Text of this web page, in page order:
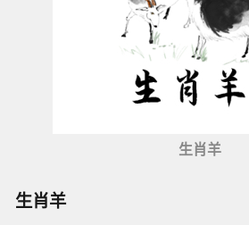
生肖羊
生肖羊